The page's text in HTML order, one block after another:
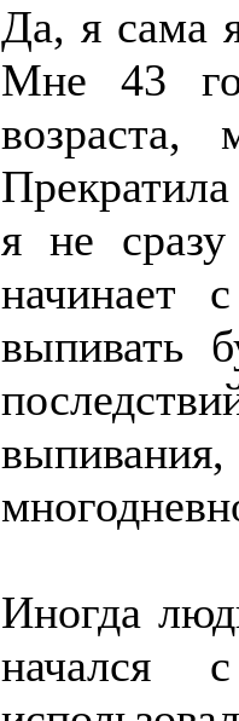
Да, я сама
Мне 43
возраста,
я не
начинает
выпивать
Иногда
начался